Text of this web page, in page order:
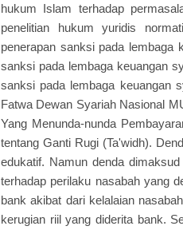
hukum Islam terhadap
penelitian hukum yuridis
penerapan sanksi pada lembaga
sanksi pada lembaga keuangan
sanksi pada lembaga keuangan
Fatwa Dewan Syariah Nasional
Yang Menunda-nunda
tentang Ganti Rugi (Ta'widh).
edukatif. Namun denda
terhadap perilaku nasabah yang
bank akibat dari kelalaian
kerugian riil yang diderita bank.